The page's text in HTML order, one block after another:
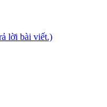
lời bài viết.)